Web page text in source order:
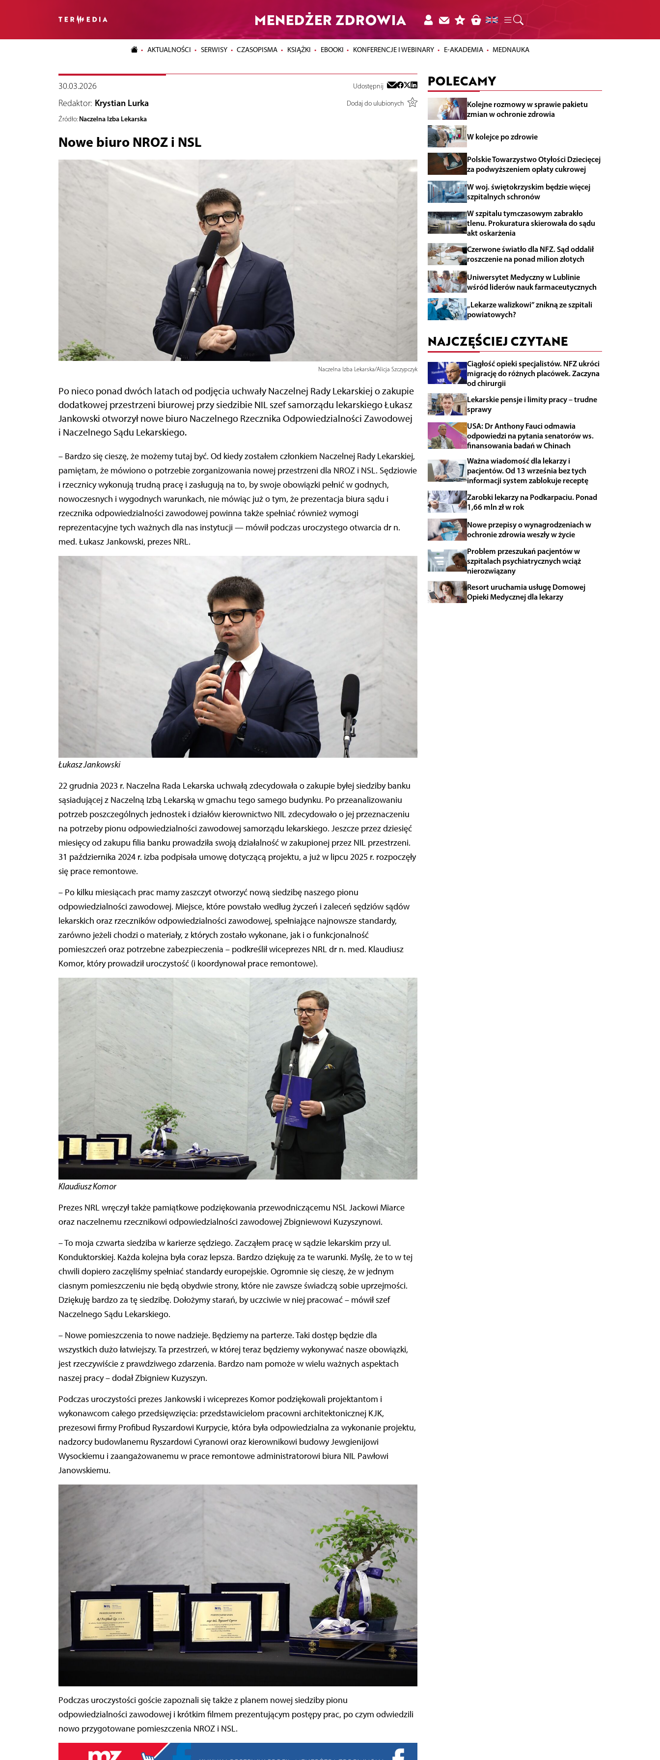
MENEDŻER ZDROWIA
AKTUALNOŚCI SERWISY CZASOPISMA KSIĄŻKI EBOOKI KONFERENCJE I WEBINARY E-AKADEMIA MEDNAUKA
30.03.2026 Udostępnij
Redaktor: Krystian Lurka
Dodaj do ulubionych
Źródło: Naczelna Izba Lekarska
Nowe biuro NROZ i NSL
Naczelna Izba Lekarska/Alicja Szczypczyk
Po nieco ponad dwóch latach od podjęcia uchwały Naczelnej Rady Lekarskiej o zakupie
dodatkowej przestrzeni biurowej przy siedzibie NIL szef samorządu lekarskiego Łukasz
Jankowski otworzył nowe biuro Naczelnego Rzecznika Odpowiedzialności Zawodowej
i Naczelnego Sądu Lekarskiego.
– Bardzo się cieszę, że możemy tutaj być. Od kiedy zostałem członkiem Naczelnej Rady Lekarskiej,
pamiętam, że mówiono o potrzebie zorganizowania nowej przestrzeni dla NROZ i NSL. Sędziowie
i rzecznicy wykonują trudną pracę i zasługują na to, by swoje obowiązki pełnić w godnych,
nowoczesnych i wygodnych warunkach, nie mówiąc już o tym, że prezentacja biura sądu i
rzecznika odpowiedzialności zawodowej powinna także spełniać również wymogi
reprezentacyjne tych ważnych dla nas instytucji — mówił podczas uroczystego otwarcia dr n.
med. Łukasz Jankowski, prezes NRL.
Łukasz Jankowski
22 grudnia 2023 r. Naczelna Rada Lekarska uchwałą zdecydowała o zakupie byłej siedziby banku
sąsiadującej z Naczelną Izbą Lekarską w gmachu tego samego budynku. Po przeanalizowaniu
potrzeb poszczególnych jednostek i działów kierownictwo NIL zdecydowało o jej przeznaczeniu
na potrzeby pionu odpowiedzialności zawodowej samorządu lekarskiego. Jeszcze przez dziesięć
miesięcy od zakupu filia banku prowadziła swoją działalność w zakupionej przez NIL przestrzeni.
31 października 2024 r. izba podpisała umowę dotyczącą projektu, a już w lipcu 2025 r. rozpoczęły
się prace remontowe.
– Po kilku miesiącach prac mamy zaszczyt otworzyć nową siedzibę naszego pionu
odpowiedzialności zawodowej. Miejsce, które powstało według życzeń i zaleceń sędziów sądów
lekarskich oraz rzeczników odpowiedzialności zawodowej, spełniające najnowsze standardy,
zarówno jeżeli chodzi o materiały, z których zostało wykonane, jak i o funkcjonalność
pomieszczeń oraz potrzebne zabezpieczenia – podkreślił wiceprezes NRL dr n. med. Klaudiusz
Komor, który prowadził uroczystość (i koordynował prace remontowe).
Klaudiusz Komor
Prezes NRL wręczył także pamiątkowe podziękowania przewodniczącemu NSL Jackowi Miarce
oraz naczelnemu rzecznikowi odpowiedzialności zawodowej Zbigniewowi Kuzyszynowi.
– To moja czwarta siedziba w karierze sędziego. Zacząłem pracę w sądzie lekarskim przy ul.
Konduktorskiej. Każda kolejna była coraz lepsza. Bardzo dziękuję za te warunki. Myślę, że to w tej
chwili dopiero zaczęliśmy spełniać standardy europejskie. Ogromnie się cieszę, że w jednym
ciasnym pomieszczeniu nie będą obydwie strony, które nie zawsze świadczą sobie uprzejmości.
Dziękuję bardzo za tę siedzibę. Dołożymy starań, by uczciwie w niej pracować – mówił szef
Naczelnego Sądu Lekarskiego.
– Nowe pomieszczenia to nowe nadzieje. Będziemy na parterze. Taki dostęp będzie dla
wszystkich dużo łatwiejszy. Ta przestrzeń, w której teraz będziemy wykonywać nasze obowiązki,
jest rzeczywiście z prawdziwego zdarzenia. Bardzo nam pomoże w wielu ważnych aspektach
naszej pracy – dodał Zbigniew Kuzyszyn.
Podczas uroczystości prezes Jankowski i wiceprezes Komor podziękowali projektantom i
wykonawcom całego przedsięwzięcia: przedstawicielom pracowni architektonicznej KJK,
prezesowi firmy Profibud Ryszardowi Kurpycie, która była odpowiedzialna za wykonanie projektu,
nadzorcy budowlanemu Ryszardowi Cyranowi oraz kierownikowi budowy Jewgienijowi
Wysockiemu i zaangażowanemu w prace remontowe administratorowi biura NIL Pawłowi
Janowskiemu.
Podczas uroczystości goście zapoznali się także z planem nowej siedziby pionu
odpowiedzialności zawodowej i krótkim filmem prezentującym postępy prac, po czym odwiedzili
nowo przygotowane pomieszczenia NROZ i NSL.
POLECAMY
Kolejne rozmowy w sprawie pakietu
zmian w ochronie zdrowia
W kolejce po zdrowie
Polskie Towarzystwo Otyłości Dziecięcej
za podwyższeniem opłaty cukrowej
W woj. świętokrzyskim będzie więcej
szpitalnych schronów
W szpitalu tymczasowym zabrakło
tlenu. Prokuratura skierowała do sądu
akt oskarżenia
Czerwone światło dla NFZ. Sąd oddalił
roszczenie na ponad milion złotych
Uniwersytet Medyczny w Lublinie
wśród liderów nauk farmaceutycznych
„Lekarze walizkowi” znikną ze szpitali
powiatowych?
NAJCZĘŚCIEJ CZYTANE
Ciągłość opieki specjalistów. NFZ ukróci
migrację do różnych placówek. Zaczyna
od chirurgii
Lekarskie pensje i limity pracy – trudne
sprawy
USA: Dr Anthony Fauci odmawia
odpowiedzi na pytania senatorów ws.
finansowania badań w Chinach
Ważna wiadomość dla lekarzy i
pacjentów. Od 13 września bez tych
informacji system zablokuje receptę
Zarobki lekarzy na Podkarpaciu. Ponad
1,66 mln zł w rok
Nowe przepisy o wynagrodzeniach w
ochronie zdrowia weszły w życie
Problem przeszukań pacjentów w
szpitalach psychiatrycznych wciąż
nierozwiązany
Resort uruchamia usługę Domowej
Opieki Medycznej dla lekarzy